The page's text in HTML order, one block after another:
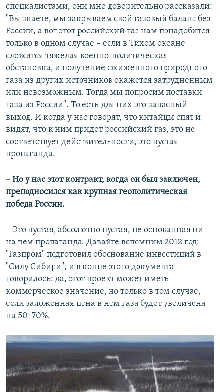
специалистами, они мне доверительно рассказали:
"Вы знаете, мы закрываем свой газовый баланс без
России, а вот этот российский газ нам понадобится
только в одном случае – если в Тихом океане
сложится тяжелая военно-политическая
обстановка, и получение сжиженного природного
газа из других источников окажется затрудненным
или невозможным. Тогда мы попросим поставки
газа из России". То есть для них это запасный
выход. И когда у нас говорят, что китайцы спят и
видят, что к ним придет российский газ, это не
соответствует действительности, это пустая
пропаганда.
– Но у нас этот контракт, когда он был заключен,
преподносился как крупная геополитическая
победа России.
– Это пустая, абсолютно пустая, не основанная ни
на чем пропаганда. Давайте вспомним 2012 год:
"Газпром" подготовил обоснование инвестиций в
"Силу Сибири", и в конце этого документа
говорилось: да, этот проект может иметь
коммерческое значение, но только в том случае,
если заложенная цена в нем газа будет увеличена
на 50–70%.